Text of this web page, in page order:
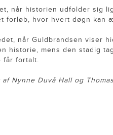
når historien udfolder sig
forløb, hvor hvert døgn kan
når Guldbrandsen viser
historie, mens den stadig
får fortalt.
Nynne Duvå Hall og